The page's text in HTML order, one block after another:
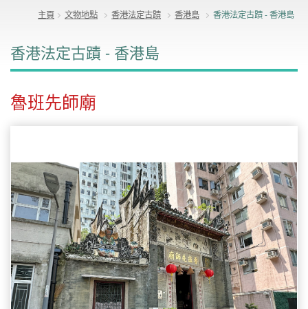
主頁 文物地點 香港法定古蹟 香港島 香港法定古蹟 - 香港島
香港法定古蹟 - 香港島
魯班先師廟